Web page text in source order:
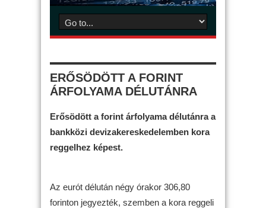
ERŐSÖDÖTT A FORINT
ÁRFOLYAMA DÉLUTÁNRA
Erősödött a forint árfolyama délutánra a
bankközi devizakereskedelemben kora
reggelhez képest.
Az eurót délután négy órakor 306,80
forinton jegyezték, szemben a kora reggeli